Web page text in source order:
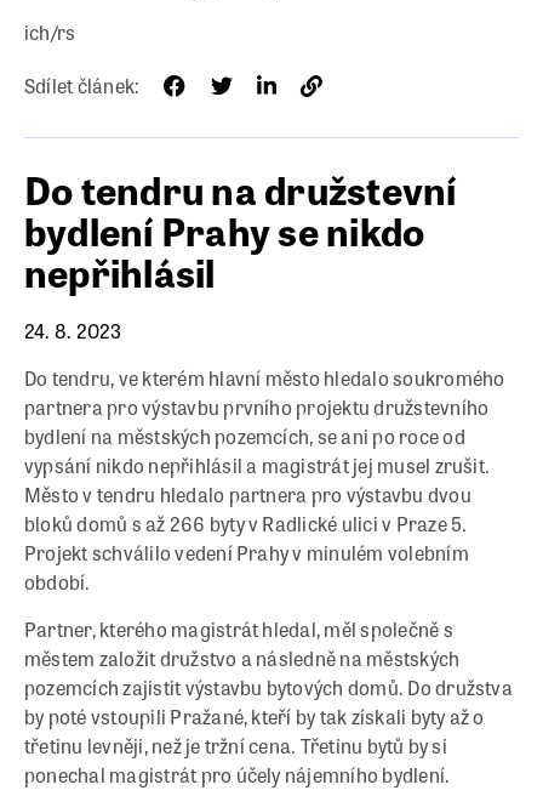
ich/rs
Sdílet článek:
Do tendru na družstevní
bydlení Prahy se nikdo
nepřihlásil
24. 8. 2023
Do tendru, ve kterém hlavní město hledalo soukromého
partnera pro výstavbu prvního projektu družstevního
bydlení na městských pozemcích, se ani po roce od
vypsání nikdo nepřihlásil a magistrát jej musel zrušit.
Město v tendru hledalo partnera pro výstavbu dvou
bloků domů s až 266 byty v Radlické ulici v Praze 5.
Projekt schválilo vedení Prahy v minulém volebním
období.
Partner, kterého magistrát hledal, měl společně s
městem založit družstvo a následně na městských
pozemcích zajistit výstavbu bytových domů. Do družstva
by poté vstoupili Pražané, kteří by tak získali byty až o
třetinu levněji, než je tržní cena. Třetinu bytů by si
ponechal magistrát pro účely nájemního bydlení.